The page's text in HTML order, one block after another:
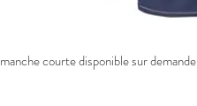
manche courte disponible sur demande